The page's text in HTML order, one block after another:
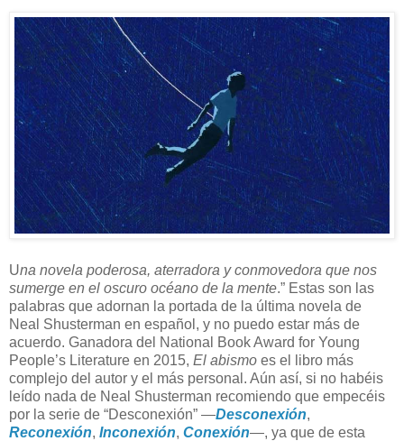
Una novela poderosa, aterradora y conmovedora que nos
sumerge en el oscuro océano de la mente.” Estas son las
palabras que adornan la portada de la última novela de
Neal Shusterman en español, y no puedo estar más de
acuerdo. Ganadora del National Book Award for Young
People’s Literature en 2015, El abismo es el libro más
complejo del autor y el más personal. Aún así, si no habéis
leído nada de Neal Shusterman recomiendo que empecéis
por la serie de “Desconexión” —Desconexión,
Reconexión, Inconexión, Conexión—, ya que de esta